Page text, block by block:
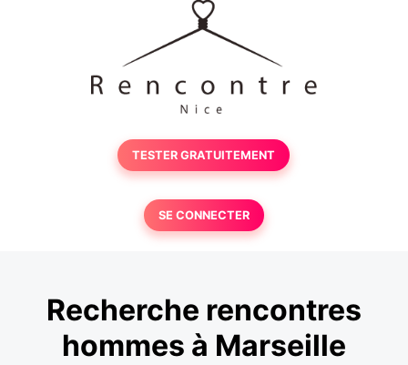
TESTER GRATUITEMENT
SE CONNECTER
Recherche rencontres
hommes à Marseille